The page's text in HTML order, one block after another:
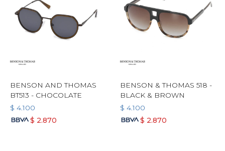
BENSON AND THOMAS
BT513 - CHOCOLATE
$ 4.100
$ 2.870
BENSON & THOMAS 518 -
BLACK & BROWN
$ 4.100
$ 2.870